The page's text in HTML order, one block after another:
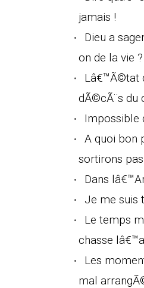
jamais !
Dieu a
on de la vie ?
Lâ€™Ã©tat
dÃ©cÃ¨s du
Impossible
A quoi bon
sortirons
Dans
Je me suis
Le temps
chasse
Les
mal